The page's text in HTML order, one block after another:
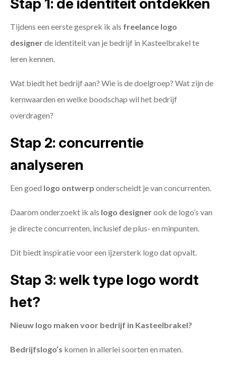
Stap 1: de identiteit ontdekken
Tijdens een eerste gesprek ik als freelance logo
designerde identiteit van je bedrijf in Kasteelbrakel te
leren kennen.
Wat biedt het bedrijf aan? Wie is de doelgroep? Wat zijn de
kernwaarden en welke boodschap wil het bedrijf
overdragen?
Stap 2: concurrentie
analyseren
Een goed logo ontwerp onderscheidt je van concurrenten.
Daarom onderzoekt ik als logo designerook de logo’s van
je directe concurrenten, inclusief de plus- en minpunten.
Dit biedt inspiratie voor een ijzersterk logo dat opvalt.
Stap 3: welk type logo wordt
het?
Nieuw logo maken voor bedrijf in Kasteelbrakel?
Bedrijfslogo’s komen in allerlei soorten en maten.